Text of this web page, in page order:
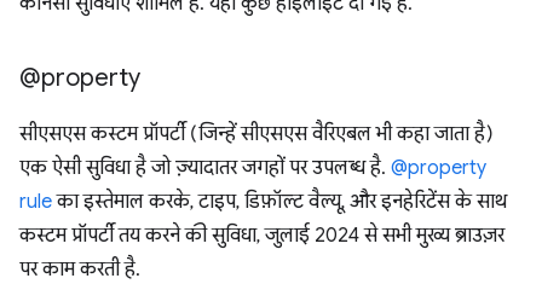
@property
सीएसएस कस्टम प्रॉपर्टी (जिन्हें सीएसएस वैरिएबल भी कहा जाता है)
एक ऐसी सुविधा है जो ज़्यादातर जगहों पर उपलब्ध है. @property
ruleका इस्तेमाल करके, टाइप, डिफ़ॉल्ट वैल्यू, और इनहेरिटेंस के साथ
कस्टम प्रॉपर्टी तय करने की सुविधा, जुलाई 2024 से सभी मुख्य ब्राउज़र
पर काम करती है.